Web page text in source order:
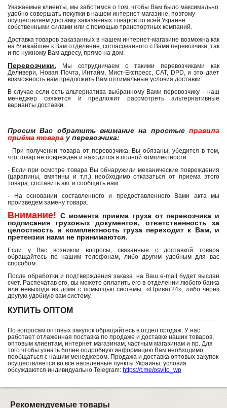
Уважаемые клиенты, мы заботимся о том, чтобы Вам было максимально
удобно совершать покупки в нашем интернет магазине, поэтому
осуществляем доставку заказанных товаров по всей Украине
собственными силами или с помощью транспортных компаний.
Доставка товаров заказанных в нашем интернет-магазине возможна как
на ближайшее к Вам отделение, согласованного с Вами перевозчика, так
и по нужному Вам адресу, прямо на дом.
Перевозчики. Мы сотрудничаем с такими перевозчиками как
Деливери, Новая Почта, Интайм, Мист-Експресс, САТ, DPD, и это дает
возможность нам предложить Вам оптимальные условия доставки.
В случае если есть альтернатива выбранному Вами перевозчику – наш
менеджер свяжется и предложит рассмотреть альтернативные
варианты доставки.
Просим Вас обратить внимание на простые правила
приёма товара у перевозчика:
- При получении товара от перевозчика, Вы обязаны, убедится в том,
что товар не поврежден и находится в полной комплектности.
- Если при осмотре товара Вы обнаружили механические повреждения
(царапины, вмятины и т.п.) необходимо отказаться от приема этого
товара, составить акт и сообщить нам.
- На основании составленного и предоставленного Вами акта мы
произведем замену товара.
Внимание! С момента приема груза от перевозчика и
подписания грузовых документов, ответственность за
целостность и комплектность груза переходит к Вам, и
претензии нами не принимаются.
Если у Вас возникли вопросы, связанные с доставкой товара
обращайтесь по нашим телефонам, либо другим удобным для вас
способом.
После обработки и подтверждения заказа на Ваш e-mail будет выслан
счет. Распечатав его, вы можете оплатить его в отделении любого банка
или невыходя из дома с помьощью системы «Приват24», либо через
другую удобную вам систему.
КУПИТЬ ОПТОМ
По вопросам оптовых закупок обращайтесь в отдел продаж. У нас
работает отлаженная поставка по продаже и доставке наших товаров,
оптовым клиентам, интернет магазинам, частным магазинам и пр. Для
того чтобы узнать более подробную информацию Вам необходимо
пообщаться с нашим менеджером. Продажа и доставка оптовых закупок
осуществляется во все населенные пункты Украины, условия
обсуждаются индивидуально.Telegram: https://t.me/osvito_wp
Рекомендуемые товары